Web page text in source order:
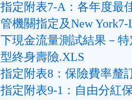
指定附表7-A：各年度最
管機關指定及New
下現金流量測試結果－
型終身壽險.XLS
指定附表8：保險費率釐
指定附表9-1：自由分紅